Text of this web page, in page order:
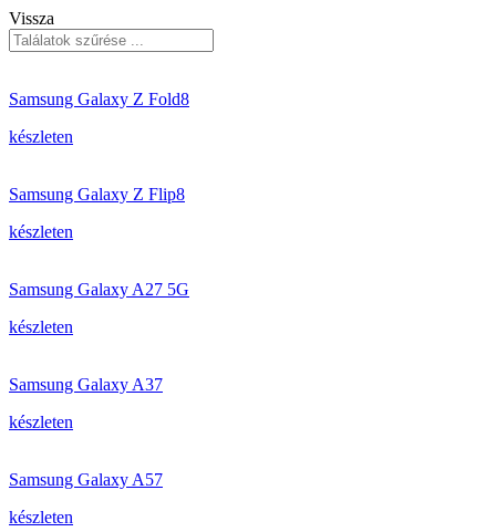
Vissza
Samsung Galaxy Z Fold8
készleten
Samsung Galaxy Z Flip8
készleten
Samsung Galaxy A27 5G
készleten
Samsung Galaxy A37
készleten
Samsung Galaxy A57
készleten